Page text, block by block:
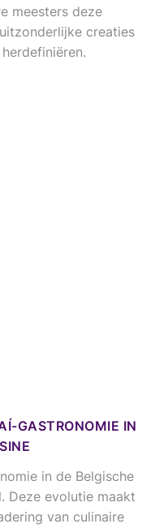
meesters deze
creaties
GASTRONOMIE IN
in de Belgische
Deze evolutie maakt
van culinaire